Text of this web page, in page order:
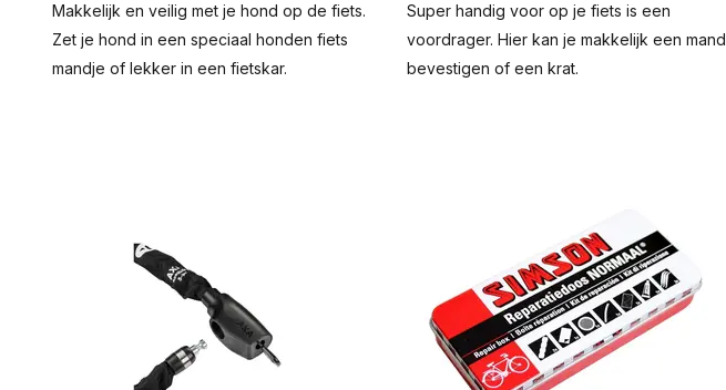
Makkelijk en veilig met je hond op de fiets.
Zet je hond in een speciaal honden fiets
mandje of lekker in een fietskar.
Super handig voor op je fiets is een
voordrager. Hier kan je makkelijk een mand
bevestigen of een krat.